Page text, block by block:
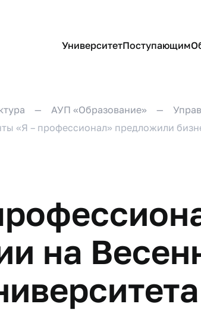
УниверситетПоступающим
АУП «Образование»
«Я – профессионал» предложили
на